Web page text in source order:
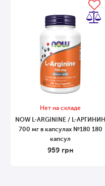
Нет на складе
NOW L-ARGININE / L-АРГИНИН
700 мг в капсулах №180 180
капсул
959 грн